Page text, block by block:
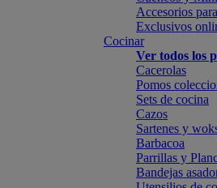
Accesorios
Exclusivos
Cocinar
Ver todos los
Cacerolas
Pomos
Sets de cocina
Cazos
Sartenes y
Barbacoa
Parrillas y
Bandejas